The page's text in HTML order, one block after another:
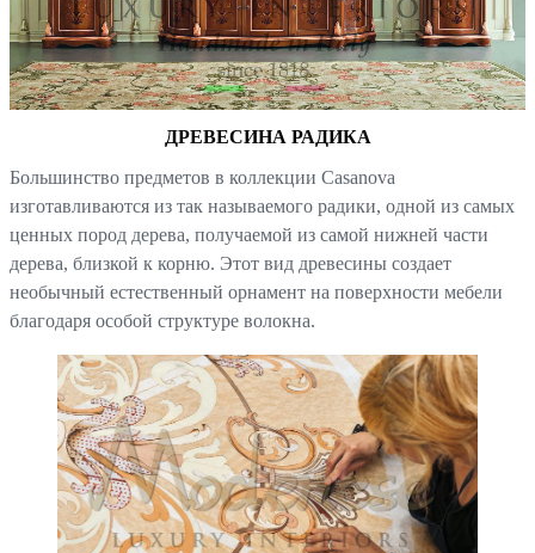
ДРЕВЕСИНА РАДИКА
Большинство предметов в коллекции Casanova
изготавливаются из так называемого радики, одной из самых
ценных пород дерева, получаемой из самой нижней части
дерева, близкой к корню. Этот вид древесины создает
необычный естественный орнамент на поверхности мебели
благодаря особой структуре волокна.